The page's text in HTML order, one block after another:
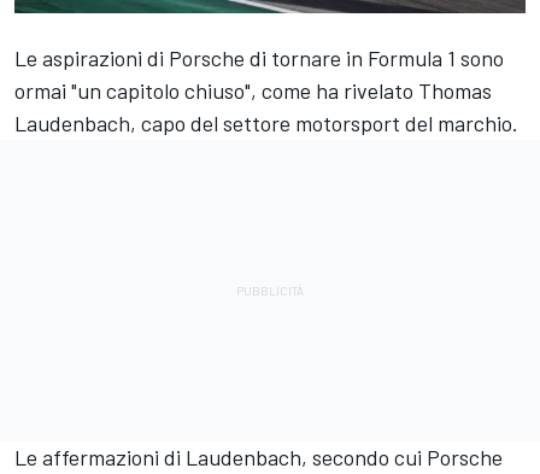
Le aspirazioni di Porsche di tornare in Formula 1 sono
ormai "un capitolo chiuso", come ha rivelato Thomas
Laudenbach, capo del settore motorsport del marchio.
Le affermazioni di Laudenbach, secondo cui Porsche